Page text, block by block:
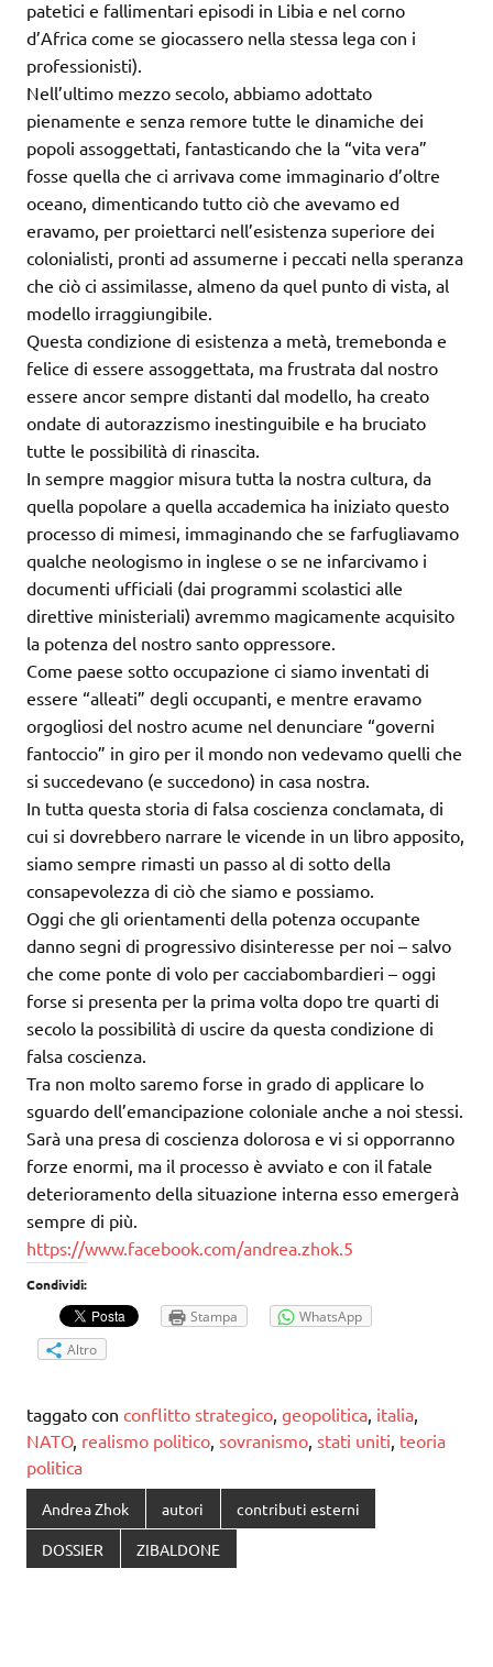
patetici e fallimentari episodi in Libia e nel corno
d’Africa come se giocassero nella stessa lega con i
professionisti).
Nell’ultimo mezzo secolo, abbiamo adottato
pienamente e senza remore tutte le dinamiche dei
popoli assoggettati, fantasticando che la “vita vera”
fosse quella che ci arrivava come immaginario d’oltre
oceano, dimenticando tutto ciò che avevamo ed
eravamo, per proiettarci nell’esistenza superiore dei
colonialisti, pronti ad assumerne i peccati nella speranza
che ciò ci assimilasse, almeno da quel punto di vista, al
modello irraggiungibile.
Questa condizione di esistenza a metà, tremebonda e
felice di essere assoggettata, ma frustrata dal nostro
essere ancor sempre distanti dal modello, ha creato
ondate di autorazzismo inestinguibile e ha bruciato
tutte le possibilità di rinascita.
In sempre maggior misura tutta la nostra cultura, da
quella popolare a quella accademica ha iniziato questo
processo di mimesi, immaginando che se farfugliavamo
qualche neologismo in inglese o se ne infarcivamo i
documenti ufficiali (dai programmi scolastici alle
direttive ministeriali) avremmo magicamente acquisito
la potenza del nostro santo oppressore.
Come paese sotto occupazione ci siamo inventati di
essere “alleati” degli occupanti, e mentre eravamo
orgogliosi del nostro acume nel denunciare “governi
fantoccio” in giro per il mondo non vedevamo quelli che
si succedevano (e succedono) in casa nostra.
In tutta questa storia di falsa coscienza conclamata, di
cui si dovrebbero narrare le vicende in un libro apposito,
siamo sempre rimasti un passo al di sotto della
consapevolezza di ciò che siamo e possiamo.
Oggi che gli orientamenti della potenza occupante
danno segni di progressivo disinteresse per noi – salvo
che come ponte di volo per cacciabombardieri – oggi
forse si presenta per la prima volta dopo tre quarti di
secolo la possibilità di uscire da questa condizione di
falsa coscienza.
Tra non molto saremo forse in grado di applicare lo
sguardo dell’emancipazione coloniale anche a noi stessi.
Sarà una presa di coscienza dolorosa e vi si opporranno
forze enormi, ma il processo è avviato e con il fatale
deterioramento della situazione interna esso emergerà
sempre di più.
https://www.facebook.com/andrea.zhok.5
Condividi:
Stampa
WhatsApp
Altro
taggato con conflitto strategico, geopolitica, italia,
NATO, realismo politico, sovranismo, stati uniti, teoria
politica
Andrea Zhok autori contributi esterni
DOSSIER ZIBALDONE